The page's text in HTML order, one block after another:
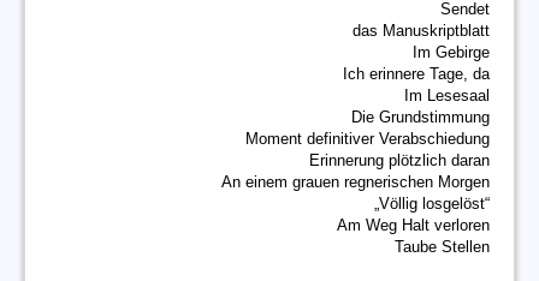
Sendet
das Manuskriptblatt
Im Gebirge
Ich erinnere Tage, da
Im Lesesaal
Die Grundstimmung
Moment definitiver Verabschiedung
Erinnerung plötzlich daran
An einem grauen regnerischen Morgen
„Völlig losgelöst“
Am Weg Halt verloren
Taube Stellen